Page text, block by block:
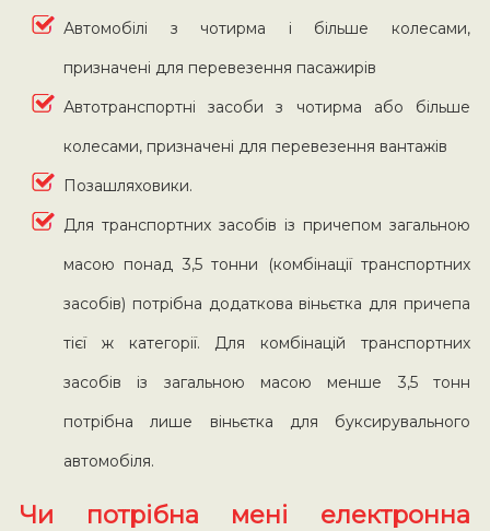
Автомобілі з чотирма і більше колесами,
призначені для перевезення пасажирів
Автотранспортні засоби з чотирма або більше
колесами, призначені для перевезення вантажів
Позашляховики.
Для транспортних засобів із причепом загальною
масою понад 3,5 тонни (комбінації транспортних
засобів) потрібна додаткова віньєтка для причепа
тієї ж категорії. Для комбінацій транспортних
засобів із загальною масою менше 3,5 тонн
потрібна лише віньєтка для буксирувального
автомобіля.
Чи потрібна мені електронна